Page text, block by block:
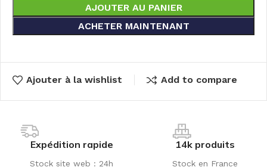
AJOUTER AU PANIER
ACHETER MAINTENANT
Ajouter à la wishlist Add to compare
Expédition rapide
Stock site web : 24h
14k produits
Stock en France